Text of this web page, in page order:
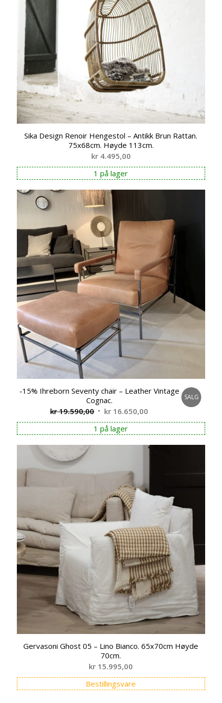
Sika Design Renoir Hengestol – Antikk Brun Rattan.
75x68cm. Høyde 113cm.
kr4.495,00
1 på lager
-15% Ihreborn Seventy chair – Leather Vintage
Cognac.
kr19.590,00 Opprinnelig
pris
var:
kr 19.590,00.
kr 16.650,00 Nåværende
pris
er:
kr 16.650,00.
SALG
1 på lager
Gervasoni Ghost 05 – Lino Bianco. 65x70cm Høyde
70cm.
kr 15.995,00
Bestillingsvare